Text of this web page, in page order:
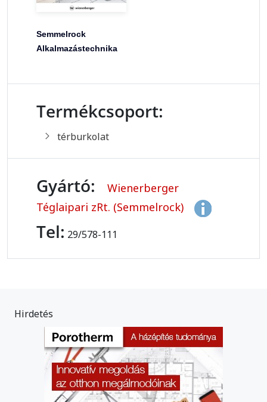
Semmelrock
Alkalmazástechnika
Termékcsoport:
térburkolat
Gyártó:
Wienerberger
Téglaipari zRt. (Semmelrock)
Tel: 29/578-111
Hirdetés